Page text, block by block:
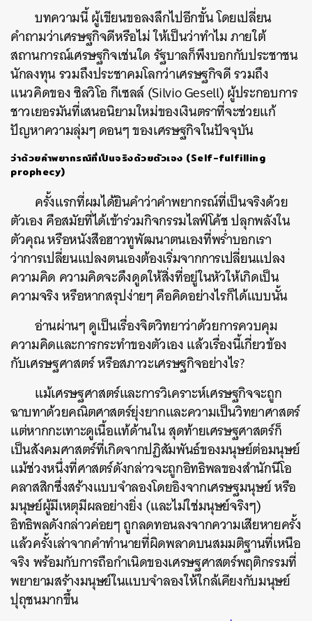
บทความนี้ ผู้เขียนขอลงลึกไปอีกขั้น โดยเปลี่ยน
คำถามว่าเศรษฐกิจดีหรือไม่ ให้เป็นว่าทำไม ภายใต้
สถานการณ์เศรษฐกิจเช่นใด รัฐบาลก็พึงบอกกับประชาชน
นักลงทุน รวมถึงประชาคมโลกว่าเศรษฐกิจดี รวมถึง
แนวคิดของ ซิลวิโอ กีเซลล์ (Silvio Gesell) ผู้ประกอบการ
ชาวเยอรมันที่เสนอนิยามใหม่ของเงินตราที่จะช่วยแก้
ปัญหาความลุ่มๆ ดอนๆ ของเศรษฐกิจในปัจจุบัน
ว่าด้วยคำพยากรณ์ที่เป็นจริงด้วยตัวเอง (Self-fulfilling
prophecy)
ครั้งแรกที่ผมได้ยินคำว่าคำพยากรณ์ที่เป็นจริงด้วย
ตัวเอง คือสมัยที่ได้เข้าร่วมกิจกรรมไลฟ์โค้ช ปลุกพลังใน
ตัวคุณ หรือหนังสือฮาวทูพัฒนาตนเองที่พร่ำบอกเรา
ว่าการเปลี่ยนแปลงตนเองต้องเริ่มจากการเปลี่ยนแปลง
ความคิด ความคิดจะดึงดูดให้สิ่งที่อยู่ในหัวให้เกิดเป็น
ความจริง หรือหากสรุปง่ายๆ คือคิดอย่างไรก็ได้แบบนั้น
อ่านผ่านๆ ดูเป็นเรื่องจิตวิทยาว่าด้วยการควบคุม
ความคิดและการกระทำของตัวเอง แล้วเรื่องนี้เกี่ยวข้อง
กับเศรษฐศาสตร์ หรือสภาวะเศรษฐกิจอย่างไร?
แม้เศรษฐศาสตร์และการวิเคราะห์เศรษฐกิจจะถูก
ฉาบทาด้วยคณิตศาสตร์ยุ่งยากและความเป็นวิทยาศาสตร์
แต่หากกะเทาะดูเนื้อแท้ด้านใน สุดท้ายเศรษฐศาสตร์ก็
เป็นสังคมศาสตร์ที่เกิดจากปฏิสัมพันธ์ของมนุษย์ต่อมนุษย์
แม้ช่วงหนึ่งที่ศาสตร์ดังกล่าวจะถูกอิทธิพลของสำนักนีโอ
คลาสสิกซึ่งสร้างแบบจำลองโดยอิงจากเศรษฐมนุษย์ หรือ
มนุษย์ผู้มีเหตุมีผลอย่างยิ่ง (และไม่ใช่มนุษย์จริงๆ)
อิทธิพลดังกล่าวค่อยๆ ถูกลดทอนลงจากความเสียหายครั้ง
แล้วครั้งเล่าจากคำทำนายที่ผิดพลาดบนสมมติฐานที่เหนือ
จริง พร้อมกับการถือกำเนิดของเศรษฐศาสตร์พฤติกรรมที่
พยายามสร้างมนุษย์ในแบบจำลองให้ใกล้เคียงกับมนุษย์
ปุถุชนมากขึ้น